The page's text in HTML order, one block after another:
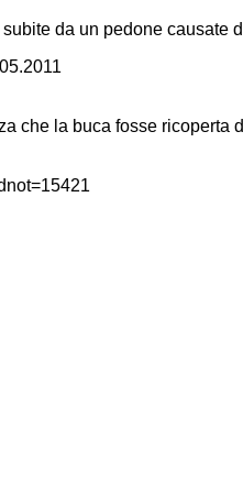
da un pedone
che la buca fosse ricoperta